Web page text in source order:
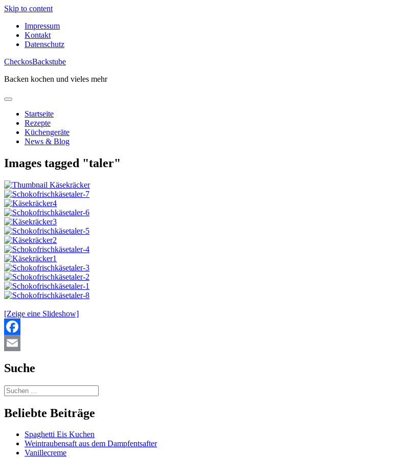
Skip to content
Impressum
Kontakt
Datenschutz
CheckosBackstube
Backen kochen und vieles mehr
Startseite
Rezepte
Küchengeräte
News & Blog
Images tagged "taler"
[Zeige eine Slideshow]
Facebook
Suche
Beliebte Beiträge
Spaghetti Eis Kuchen
Weintraubensaft aus dem Dampfentsafter
Vanillecreme